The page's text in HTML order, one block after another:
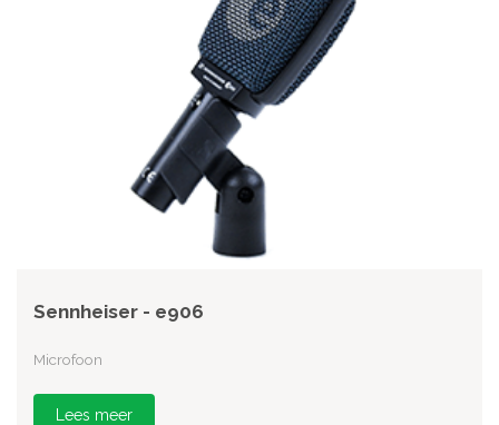
Sennheiser - e906
Microfoon
Lees meer